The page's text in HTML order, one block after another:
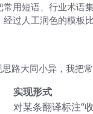
常用短语、行业术语
经过人工润色的模板
路大同小异，我把
实现形式
对某条翻译标注“